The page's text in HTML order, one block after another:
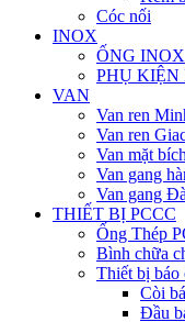
Cóc nối
INOX
ỐNG INOX
PHỤ KIỆN
VAN
Van ren
Van ren
Van mặt
Van gang
Van gang
THIẾT BỊ PCCC
Ống Thép
Bình chữa
Thiết bị báo
Còi
Đầu